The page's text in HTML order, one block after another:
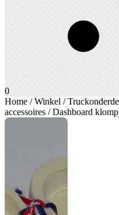
0
Home /Winkel /
accessoires / Dashboard